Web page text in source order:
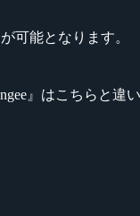
可能となります。
』はこちらと違